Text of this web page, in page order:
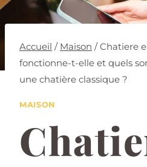
Accueil / Maison / Chatiere
fonctionne-t-elle et quels
une chatière classique ?
MAISON